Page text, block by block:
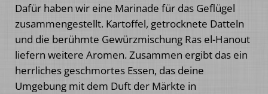
Dafür haben wir eine Marinade für das Geflügel
zusammengestellt. Kartoffel, getrocknete Datteln
und die berühmte Gewürzmischung Ras el-Hanout
liefern weitere Aromen. Zusammen ergibt das ein
herrliches geschmortes Essen, das deine
Umgebung mit dem Duft der Märkte in